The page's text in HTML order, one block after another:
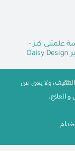
Daisy Design
ولا يغني عن
العلاج.